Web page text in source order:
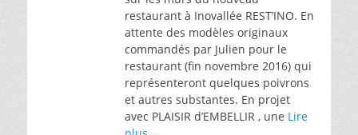
restaurant à Inovallée REST’INO. En
attente des modèles originaux
commandés par Julien pour le
restaurant (fin novembre 2016) qui
représenteront quelques poivrons
et autres substantes. En projet
avec PLAISIR d’EMBELLIR , une Lire